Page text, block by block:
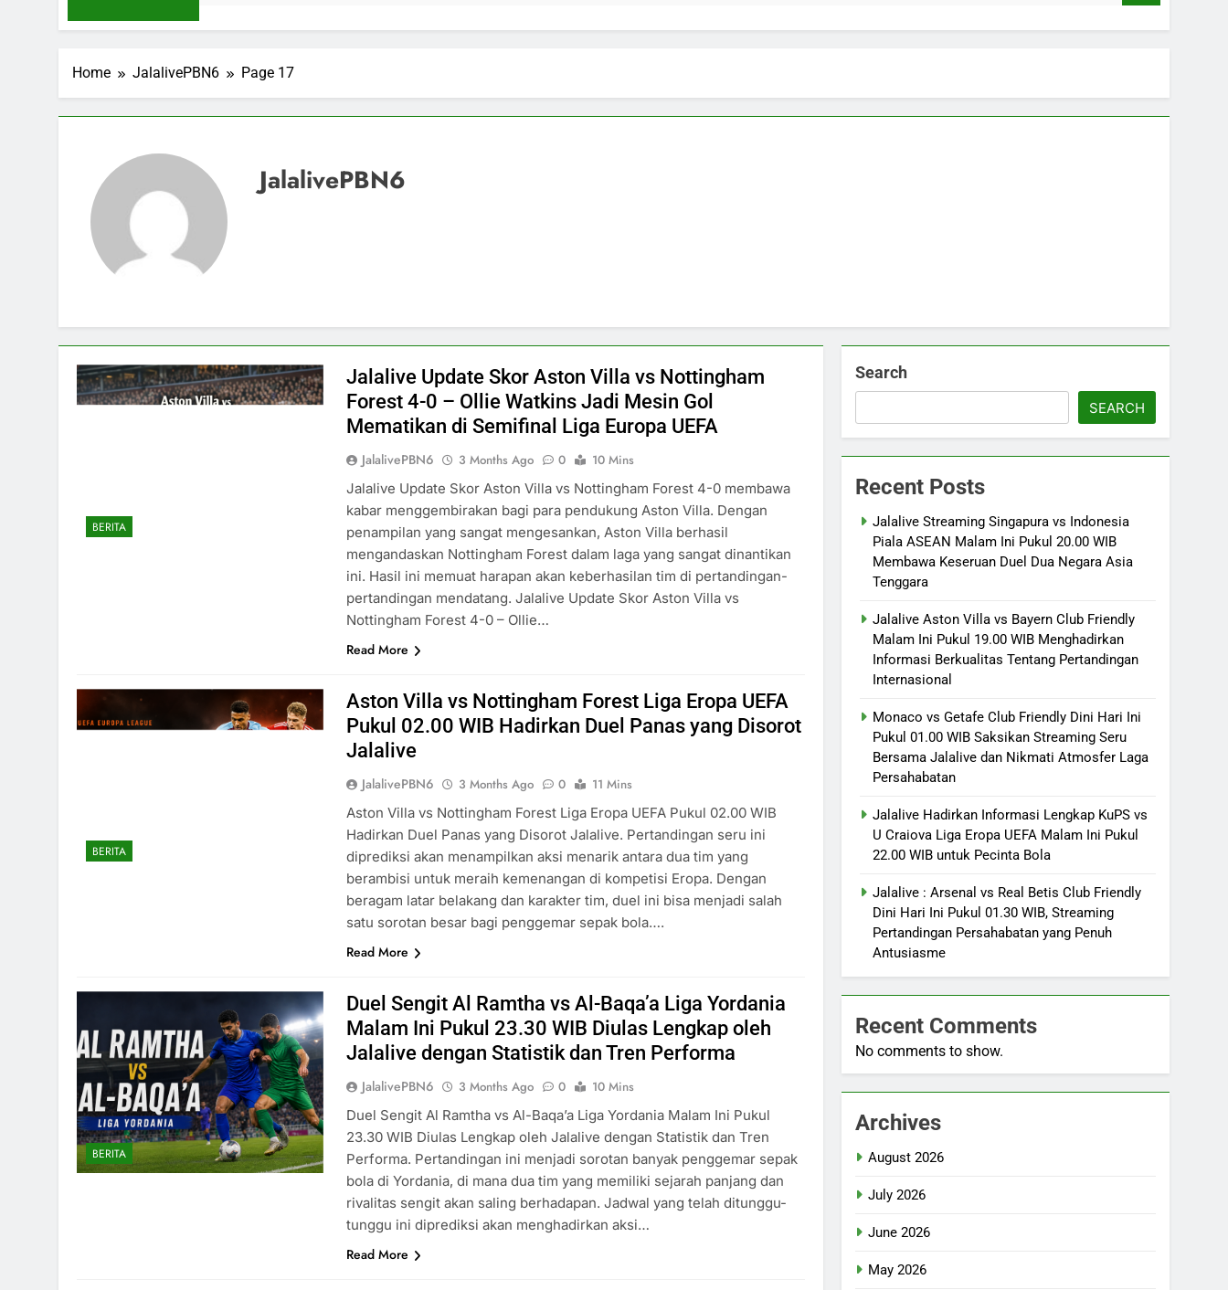
Home JalalivePBN6 Page 17
JalalivePBN6
BERITA
Jalalive Update Skor Aston Villa vs Nottingham
Forest 4-0 – Ollie Watkins Jadi Mesin Gol
Mematikan di Semifinal Liga Europa UEFA
JalalivePBN6 3 Months Ago 0
10 Mins
Jalalive Update Skor Aston Villa vs Nottingham Forest 4-0 membawa
kabar menggembirakan bagi para pendukung Aston Villa. Dengan
penampilan yang sangat mengesankan, Aston Villa berhasil
mengandaskan Nottingham Forest dalam laga yang sangat dinantikan
ini. Hasil ini memuat harapan akan keberhasilan tim di pertandingan-
pertandingan mendatang. Jalalive Update Skor Aston Villa vs
Nottingham Forest 4-0 – Ollie…
Read More
BERITA
Aston Villa vs Nottingham Forest Liga Eropa UEFA
Pukul 02.00 WIB Hadirkan Duel Panas yang Disorot
Jalalive
JalalivePBN6 3 Months Ago 0
11 Mins
Aston Villa vs Nottingham Forest Liga Eropa UEFA Pukul 02.00 WIB
Hadirkan Duel Panas yang Disorot Jalalive. Pertandingan seru ini
diprediksi akan menampilkan aksi menarik antara dua tim yang
berambisi untuk meraih kemenangan di kompetisi Eropa. Dengan
beragam latar belakang dan karakter tim, duel ini bisa menjadi salah
satu sorotan besar bagi penggemar sepak bola….
Read More
BERITA
Duel Sengit Al Ramtha vs Al-Baqa’a Liga Yordania
Malam Ini Pukul 23.30 WIB Diulas Lengkap oleh
Jalalive dengan Statistik dan Tren Performa
JalalivePBN6 3 Months Ago 0
10 Mins
Duel Sengit Al Ramtha vs Al-Baqa’a Liga Yordania Malam Ini Pukul
23.30 WIB Diulas Lengkap oleh Jalalive dengan Statistik dan Tren
Performa. Pertandingan ini menjadi sorotan banyak penggemar sepak
bola di Yordania, di mana dua tim yang memiliki sejarah panjang dan
rivalitas sengit akan saling berhadapan. Jadwal yang telah ditunggu-
tunggu ini diprediksi akan menghadirkan aksi…
Read More
Search
SEARCH
Recent Posts
Jalalive Streaming Singapura vs Indonesia
Piala ASEAN Malam Ini Pukul 20.00 WIB
Membawa Keseruan Duel Dua Negara Asia
Tenggara
Jalalive Aston Villa vs Bayern Club Friendly
Malam Ini Pukul 19.00 WIB Menghadirkan
Informasi Berkualitas Tentang Pertandingan
Internasional
Monaco vs Getafe Club Friendly Dini Hari Ini
Pukul 01.00 WIB Saksikan Streaming Seru
Bersama Jalalive dan Nikmati Atmosfer Laga
Persahabatan
Jalalive Hadirkan Informasi Lengkap KuPS vs
U Craiova Liga Eropa UEFA Malam Ini Pukul
22.00 WIB untuk Pecinta Bola
Jalalive : Arsenal vs Real Betis Club Friendly
Dini Hari Ini Pukul 01.30 WIB, Streaming
Pertandingan Persahabatan yang Penuh
Antusiasme
Recent Comments
No comments to show.
Archives
August 2026
July 2026
June 2026
May 2026